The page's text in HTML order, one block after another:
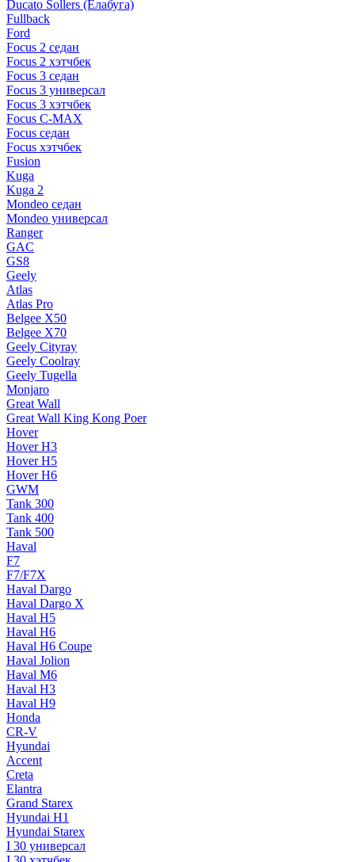
Ducato Sollers (Елабуга)
Fullback
Ford
Focus 2 седан
Focus 2 хэтчбек
Focus 3 седан
Focus 3 универсал
Focus 3 хэтчбек
Focus C-MAX
Focus седан
Focus хэтчбек
Fusion
Kuga
Kuga 2
Mondeo седан
Mondeo универсал
Ranger
GAC
GS8
Geely
Atlas
Atlas Pro
Belgee X50
Belgee X70
Geely Cityray
Geely Coolray
Geely Tugella
Monjaro
Great Wall
Great Wall King Kong Poer
Hover
Hover H3
Hover H5
Hover H6
GWM
Tank 300
Tank 400
Tank 500
Haval
F7
F7/F7X
Haval Dargo
Haval Dargo Х
Haval H5
Haval H6
Haval H6 Coupe
Haval Jolion
Haval M6
Haval Н3
Haval Н9
Honda
CR-V
Hyundai
Accent
Creta
Elantra
Grand Starex
Hyundai H1
Hyundai Starex
I 30 универсал